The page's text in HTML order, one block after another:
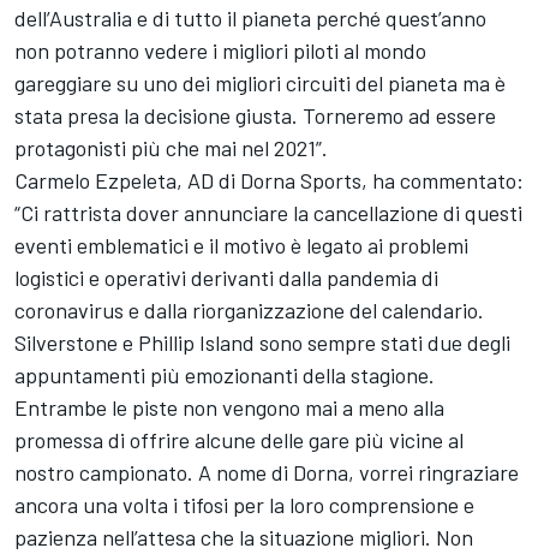
dell’Australia e di tutto il pianeta perché quest’anno
non potranno vedere i migliori piloti al mondo
gareggiare su uno dei migliori circuiti del pianeta ma è
stata presa la decisione giusta. Torneremo ad essere
protagonisti più che mai nel 2021”.
Carmelo Ezpeleta, AD di Dorna Sports, ha commentato:
“Ci rattrista dover annunciare la cancellazione di questi
eventi emblematici e il motivo è legato ai problemi
logistici e operativi derivanti dalla pandemia di
coronavirus e dalla riorganizzazione del calendario.
Silverstone e Phillip Island sono sempre stati due degli
appuntamenti più emozionanti della stagione.
Entrambe le piste non vengono mai a meno alla
promessa di offrire alcune delle gare più vicine al
nostro campionato. A nome di Dorna, vorrei ringraziare
ancora una volta i tifosi per la loro comprensione e
pazienza nell’attesa che la situazione migliori. Non